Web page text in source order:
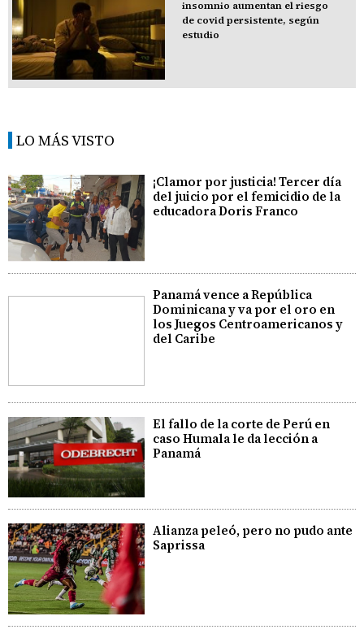
insomnio aumentan el riesgo
de covid persistente, según
estudio
LO MÁS VISTO
¡Clamor por justicia! Tercer día
del juicio por el femicidio de la
educadora Doris Franco
Panamá vence a República
Dominicana y va por el oro en
los Juegos Centroamericanos y
del Caribe
El fallo de la corte de Perú en
caso Humala le da lección a
Panamá
Alianza peleó, pero no pudo ante
Saprissa